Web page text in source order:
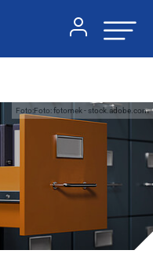
Foto:Foto: fotomek - stock.adobe.com